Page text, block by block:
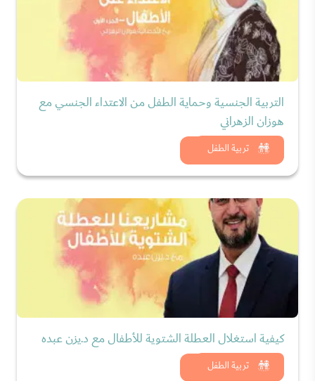
تربية الطفل
التربية الجنسية وحماية الطفل من الاعتداء الجنسي مع
هوزان الزهراني
شاهد الان
تربية الطفل
كيفية استغلال العطلة الشتوية للأطفال مع د.يزن عبده
شاهد الان